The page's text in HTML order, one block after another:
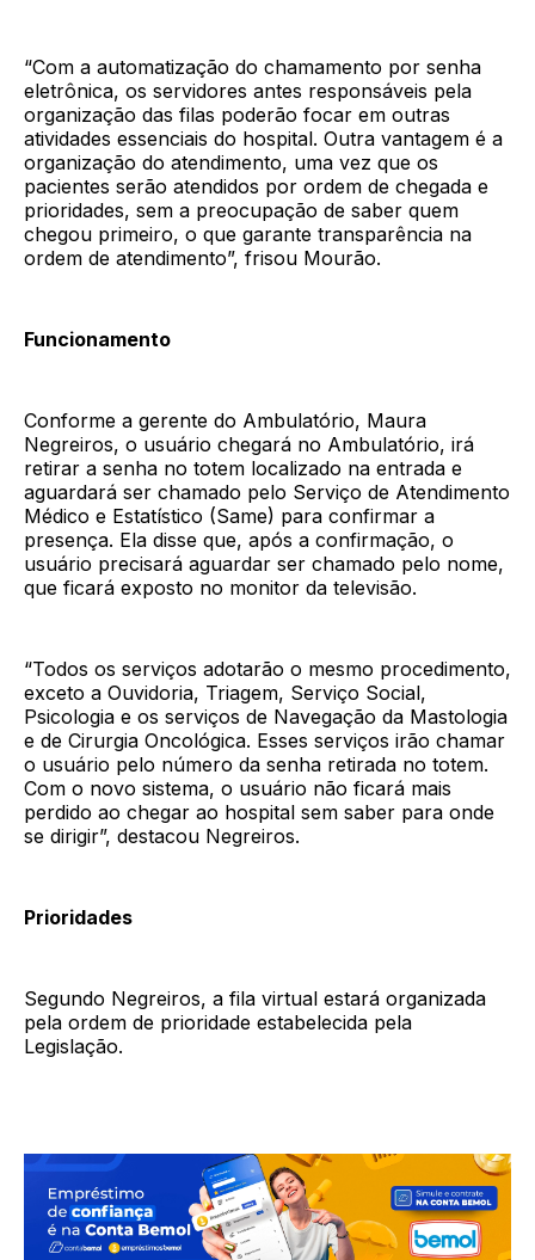
“Com a automatização do chamamento por senha
eletrônica, os servidores antes responsáveis pela
organização das filas poderão focar em outras
atividades essenciais do hospital. Outra vantagem é a
organização do atendimento, uma vez que os
pacientes serão atendidos por ordem de chegada e
prioridades, sem a preocupação de saber quem
chegou primeiro, o que garante transparência na
ordem de atendimento”, frisou Mourão.
Funcionamento
Conforme a gerente do Ambulatório, Maura
Negreiros, o usuário chegará no Ambulatório, irá
retirar a senha no totem localizado na entrada e
aguardará ser chamado pelo Serviço de Atendimento
Médico e Estatístico (Same) para confirmar a
presença. Ela disse que, após a confirmação, o
usuário precisará aguardar ser chamado pelo nome,
que ficará exposto no monitor da televisão.
“Todos os serviços adotarão o mesmo procedimento,
exceto a Ouvidoria, Triagem, Serviço Social,
Psicologia e os serviços de Navegação da Mastologia
e de Cirurgia Oncológica. Esses serviços irão chamar
o usuário pelo número da senha retirada no totem.
Com o novo sistema, o usuário não ficará mais
perdido ao chegar ao hospital sem saber para onde
se dirigir”, destacou Negreiros.
Prioridades
Segundo Negreiros, a fila virtual estará organizada
pela ordem de prioridade estabelecida pela
Legislação.